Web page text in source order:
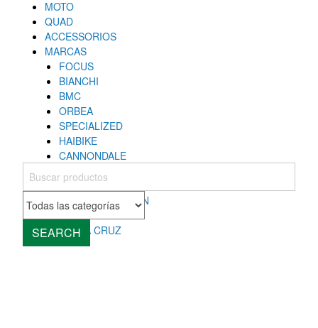
MOTO
QUAD
ACCESSORIOS
MARCAS
FOCUS
BIANCHI
BMC
ORBEA
SPECIALIZED
HAIBIKE
CANNONDALE
COLNAGO
MONDRAKER
ROCKY MOUNTAIN
CUBE
SANTA CRUZ
SEARCH